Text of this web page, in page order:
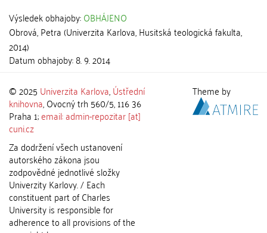
Výsledek obhajoby:OBHÁJENO
Obrová, Petra(Univerzita Karlova, Husitská teologická fakulta,
2014)
Datum obhajoby:8. 9. 2014
© 2025 Univerzita Karlova,Ústřední
knihovna, Ovocný trh 560/5, 116 36
Praha 1;email: admin-repozitar [at]
cuni.cz
Za dodržení všech ustanovení
autorského zákona jsou
zodpovědné jednotlivé složky
Univerzity Karlovy. / Each
constituent part of Charles
University is responsible for
adherence to all provisions of the
Theme by